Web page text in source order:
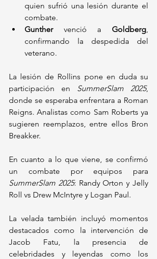
quien sufrió una lesión durante el
combate.
Gunther venció a Goldberg
confirmando la despedida del
veterano.
La lesión de Rollins pone en duda su
participación en SummerSlam 2025,
donde se esperaba enfrentara a Roman
Reigns. Analistas como Sam Roberts ya
sugieren reemplazos, entre ellos Bron
Breakker.
En cuanto a lo que viene, se confirmó
SummerSlam 2025: Randy Orton y Jelly
Roll vs Drew McIntyre y Logan Paul.
La velada también incluyó momentos
destacados como la intervención de
Jacob Fatu, la presencia de
celebridades y leyendas como los